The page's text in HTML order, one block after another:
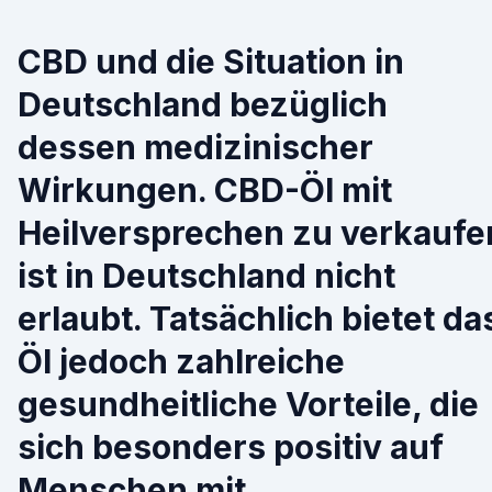
CBD und die Situation in
Deutschland bezüglich
dessen medizinischer
Wirkungen. CBD-Öl mit
Heilversprechen zu
ist in Deutschland nicht
erlaubt. Tatsächlich bietet
Öl jedoch zahlreiche
gesundheitliche Vorteile, die
sich besonders positiv auf